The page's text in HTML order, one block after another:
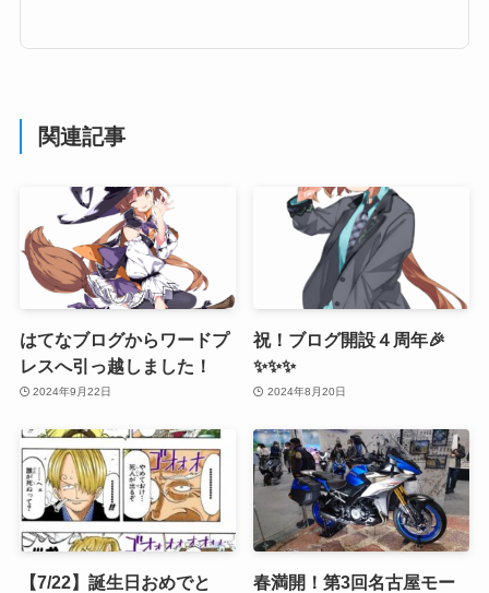
関連記事
はてなブログからワードプ
レスへ引っ越しました！
2024年9月22日
祝！ブログ開設４周年🎉
✨✨✨
2024年8月20日
【7/22】誕生日おめでと
春満開！第3回名古屋モー